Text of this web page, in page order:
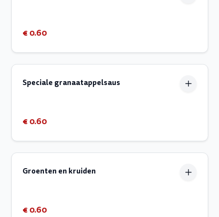
€ 0.60
Speciale granaatappelsaus
€ 0.60
Groenten en kruiden
€ 0.60